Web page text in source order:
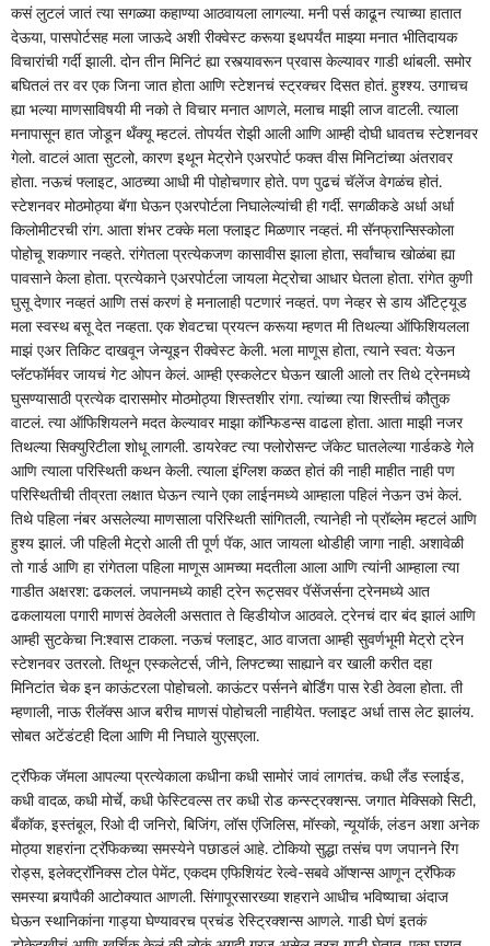
कसं लुटलं जातं त्या सगळ्या कहाण्या आठवायला लागल्या. मनी पर्स काढून त्याच्या हातात
देऊया, पासपोर्टसह मला जाऊदे अशी रीक्वेस्ट करूया इथपर्यंत माझ्या मनात भीतिदायक
विचारांची गर्दी झाली. दोन तीन मिनिटं ह्या रस्त्यावरून प्रवास केल्यावर गाडी थांबली. समोर
बघितलं तर वर एक जिना जात होता आणि स्टेशनचं स्ट्रक्चर दिसत होतं. हुश्श्य. उगाचच
ह्या भल्या माणसाविषयी मी नको ते विचार मनात आणले, मलाच माझी लाज वाटली. त्याला
मनापासून हात जोडून थँक्यू म्हटलं. तोपर्यत रोझी आली आणि आम्ही दोघी धावतच स्टेशनवर
गेलो. वाटलं आता सुटलो, कारण इथून मेट्रोने एअरपोर्ट फक्त वीस मिनिटांच्या अंतरावर
होता. नऊचं फ्लाइट, आठच्या आधी मी पोहोचणार होते. पण पुढचं चॅलेंज वेगळंच होतं.
स्टेशनवर मोठमोठ्या बॅगा घेऊन एअरपोर्टला निघालेल्यांची ही गर्दी. सगळीकडे अर्धा अर्धा
किलोमीटरची रांग. आता शंभर टक्के मला फ्लाइट मिळणार नव्हतं. मी सॅनफ्रान्सिस्कोला
पोहोचू शकणार नव्हते. रांगेतला प्रत्येकजण कासावीस झाला होता, सर्वांचाच खोळंबा ह्या
पावसाने केला होता. प्रत्येकाने एअरपोर्टला जायला मेट्रोचा आधार घेतला होता. रांगेत कुणी
घुसू देणार नव्हतं आणि तसं करणं हे मनालाही पटणारं नव्हतं. पण नेव्हर से डाय अ‍ॅटिट्यूड
मला स्वस्थ बसू देत नव्हता. एक शेवटचा प्रयत्न करूया म्हणत मी तिथल्या ऑफिशियलला
माझं एअर तिकिट दाखवून जेन्यूइन रीक्वेस्ट केली. भला माणूस होता, त्याने स्वत: येऊन
प्लॅटफॉर्मवर जायचं गेट ओपन केलं. आम्ही एस्कलेटर घेऊन खाली आलो तर तिथे ट्रेनमध्ये
घुसण्यासाठी प्रत्येक दारासमोर मोठमोठ्या शिस्तशीर रांगा. त्यांच्या त्या शिस्तीचं कौतुक
वाटलं. त्या ऑफिशियलने मदत केल्यावर माझा कॉन्फिडन्स वाढला होता. आता माझी नजर
तिथल्या सिक्युरिटीला शोधू लागली. डायरेक्ट त्या फ्लोरोसन्ट जॅकेट घातलेल्या गार्डकडे गेले
आणि त्याला परिस्थिती कथन केली. त्याला इंग्लिश कळत होतं की नाही माहीत नाही पण
परिस्थितीची तीव्रता लक्षात घेऊन त्याने एका लाईनमध्ये आम्हाला पहिलं नेऊन उभं केलं.
तिथे पहिला नंबर असलेल्या माणसाला परिस्थिती सांगितली, त्यानेही नो प्रॉब्लेम म्हटलं आणि
हुश्य झालं. जी पहिली मेट्रो आली ती पूर्ण पॅक, आत जायला थोडीही जागा नाही. अशावेळी
तो गार्ड आणि हा रांगेतला पहिला माणूस आमच्या मदतीला आला आणि त्यांनी आम्हाला त्या
गाडीत अक्षरश: ढकललं. जपानमध्ये काही ट्रेन रूट्सवर पॅसेंजर्सना ट्रेनमध्ये आत
ढकलायला पगारी माणसं ठेवलेली असतात ते व्हिडीयोज आठवले. ट्रेनचं दार बंद झालं आणि
आम्ही सुटकेचा नि:श्वास टाकला. नऊचं फ्लाइट, आठ वाजता आम्ही सुवर्णभूमी मेट्रो ट्रेन
स्टेशनवर उतरलो. तिथून एस्कलेटर्स, जीने, लिफ्टच्या साह्याने वर खाली करीत दहा
मिनिटांत चेक इन काऊंटरला पोहोचलो. काऊंटर पर्सनने बोर्डिंग पास रेडी ठेवला होता. ती
म्हणाली, नाऊ रीलॅक्स आज बरीच माणसं पोहोचली नाहीयेत. फ्लाइट अर्धा तास लेट झालंय.
सोबत अटेंडंटही दिला आणि मी निघाले युएसएला.
ट्रॅफिक जॅमला आपल्या प्रत्येकाला कधीना कधी सामोरं जावं लागतंच. कधी लँड स्लाईड,
कधी वादळ, कधी मोर्चे, कधी फेस्टिवल्स तर कधी रोड कन्स्ट्रक्शन्स. जगात मेक्सिको सिटी,
बँकॉक, इस्तंबूल, रिओ दी जनिरो, बिजिंग, लॉस एंजिलिस, मॉस्को, न्यूयॉर्क, लंडन अशा अनेक
मोठ्या शहरांना ट्रॅफिकच्या समस्येने पछाडलं आहे. टोकियो सुद्धा तसंच पण जपानने रिंग
रोड्स, इलेक्ट्रॉनिक्स टोल पेमेंट, एकदम एफिशियंट रेल्वे-सबवे ऑप्शन्स आणून ट्रॅफिक
समस्या बर्‍यापैकी आटोक्यात आणली. सिंगापूरसारख्या शहराने आधीच भविष्याचा अंदाज
घेऊन स्थानिकांना गाड्या घेण्यावरच प्रचंड रेस्ट्रिक्शन्स आणले. गाडी घेणं इतकं